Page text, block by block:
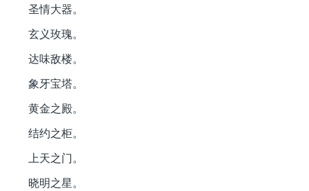
圣情大器。
玄义玫瑰。
达味敌楼。
象牙宝塔。
黄金之殿。
结约之柜。
上天之门。
晓明之星。